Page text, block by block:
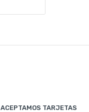
ACEPTAMOS TARJETAS